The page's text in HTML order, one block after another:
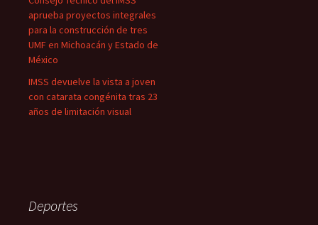
aprueba proyectos integrales
para la construcción de tres
UMF en Michoacán y Estado de
México
IMSS devuelve la vista a joven
con catarata congénita tras 23
años de limitación visual
Deportes